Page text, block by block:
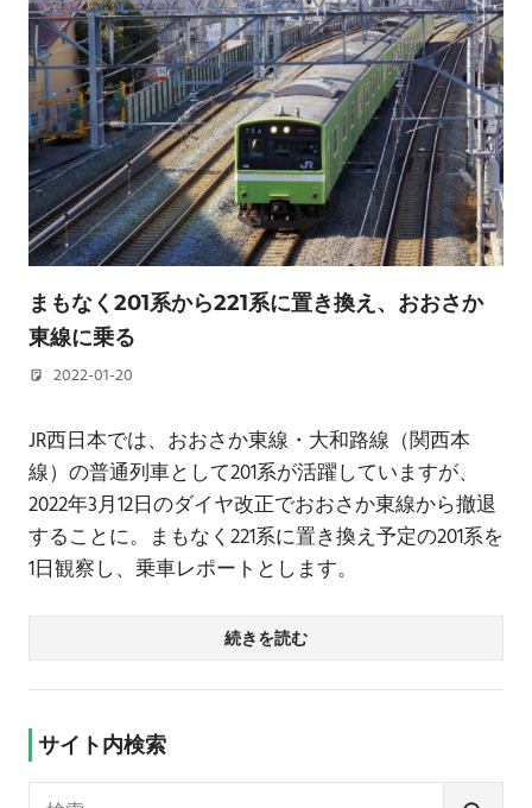
まもなく201系から221系に置き換え、おおさか
東線に乗る
2022-01-20
JR西日本では、おおさか東線・大和路線（関西本
線）の普通列車として201系が活躍していますが、
2022年3月12日のダイヤ改正でおおさか東線から撤退
することに。まもなく221系に置き換え予定の201系を
1日観察し、乗車レポートとします。
続きを読む
サイト内検索